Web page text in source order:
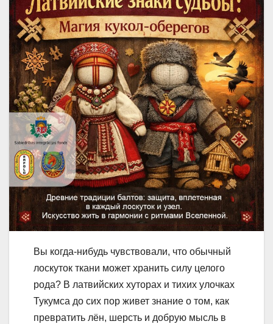
Вы когда-нибудь чувствовали, что обычный
лоскуток ткани может хранить силу целого
рода? В латвийских хуторах и тихих улочках
Тукумса до сих пор живет знание о том, как
превратить лён, шерсть и добрую мысль в